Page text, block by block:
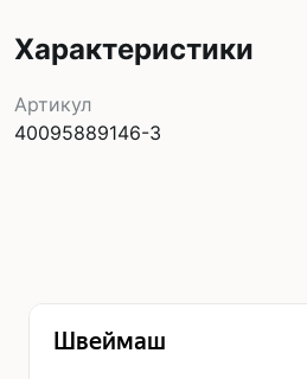
Характеристики
Артикул
40095889146-3